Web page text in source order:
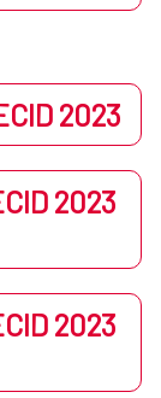
2023
2023
2023